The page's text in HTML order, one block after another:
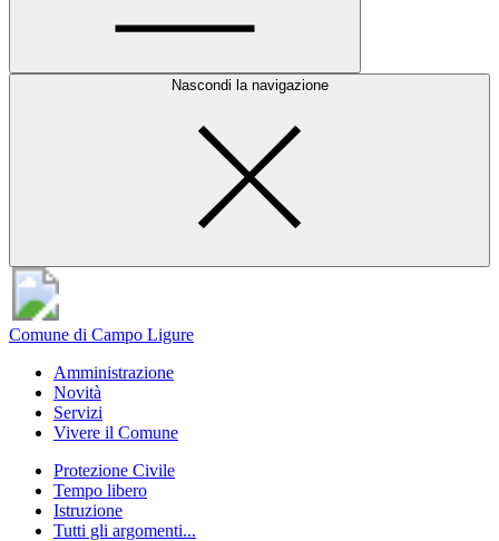
Nascondi la navigazione
Comune di Campo Ligure
Amministrazione
Novità
Servizi
Vivere il Comune
Protezione Civile
Tempo libero
Istruzione
Tutti gli argomenti...